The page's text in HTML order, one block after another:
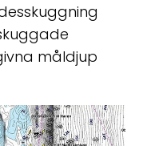
måldjup